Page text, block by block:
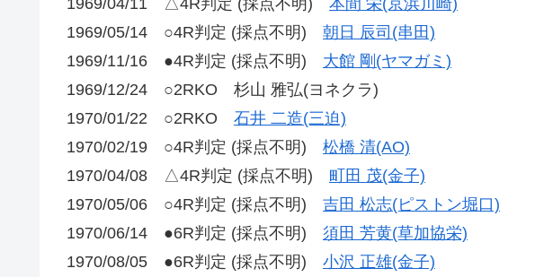
1969/05/14 ○4R判定 (採点不明) 朝日 辰司(串田)
1969/11/16 ●4R判定 (採点不明) 大館 剛(ヤマガミ)
1969/12/24 ○2RKO 杉山 雅弘(ヨネクラ)
1970/01/22 ○2RKO 石井 二造(三迫)
1970/02/19 ○4R判定 (採点不明) 松橋 清(AO)
1970/04/08 △4R判定 (採点不明) 町田 茂(金子)
1970/05/06 ○4R判定 (採点不明) 吉田 松志(ピストン堀口)
1970/06/14 ●6R判定 (採点不明) 須田 芳黄(草加協栄)
1970/08/05 ●6R判定 (採点不明) 小沢 正雄(金子)